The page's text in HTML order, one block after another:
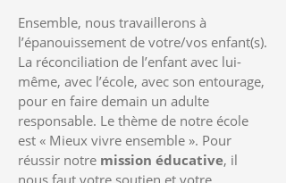
Ensemble, nous travaillerons à
l’épanouissement de votre/vos enfant(s).
La réconciliation de l’enfant avec lui-
même, avec l’école, avec son entourage,
pour en faire demain un adulte
responsable. Le thème de notre école
est « Mieux vivre ensemble ». Pour
réussir notre mission éducative, il
nous faut votre soutien et votre